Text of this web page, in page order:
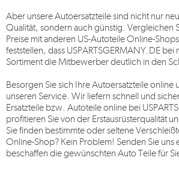
Aber unsere Autoersatzteile sind nicht nur
Qualität, sondern auch günstig. Vergleichen
Preise mit anderen US-Autoteile Online-
feststellen, dass USPARTSGERMANY.DE bei
Sortiment die Mitbewerber deutlich in den
Besorgen Sie sich Ihre Autoersatzteile online
unseren Service. Wir liefern schnell und
Ersatzteile bzw. Autoteile online bei
profitieren Sie von der Erstausrüsterqualität
Sie finden bestimmte oder seltene
Online-Shop? Kein Problem! Senden Sie
beschaffen die gewünschten Auto Teile für